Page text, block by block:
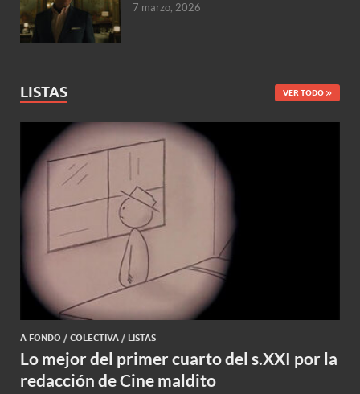
7 marzo, 2026
LISTAS VER TODO
A FONDO / COLECTIVA / LISTAS
Lo mejor del primer cuarto del s.XXI por la
redacción de Cine maldito